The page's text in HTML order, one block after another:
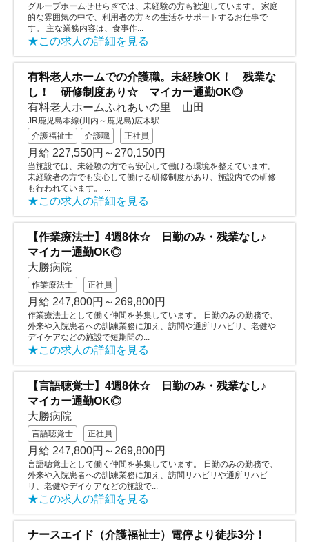
グループホームせせらぎでは、未経験の方も歓迎しています。 家庭
的な雰囲気の中で、利用者の方々の生活をサポートするお仕事で
す。 主な業務内容は、食事作...
★この求人の詳細を見る
有料老人ホームでの介護職。未経験OK！ 残業な
し！ 研修制度あり☆ マイカー通勤OK◎
有料老人ホームふれあいの里 山田
JR鹿児島本線(川内～鹿児島)広木駅
介護福祉士
介護職 正社員
月給 227,550円～270,150円
当施設では、未経験の方でも安心して働ける環境を整えています。
未経験者の方でも安心して働ける研修制度があり、施設内での研修
も行われています。 ...
★この求人の詳細を見る
【作業療法士】4週8休☆ 日勤のみ・残業なし♪
マイカー通勤OK◎
大勝病院
作業療法士 正社員
月給 247,800円～269,800円
作業療法士として働く仲間を募集しています。 日勤のみの勤務で、
外来や入院患者への訓練業務に加え、訪問や通所リハビリ、老健や
デイケアなどの施設で短期間の...
★この求人の詳細を見る
【言語聴覚士】4週8休☆ 日勤のみ・残業なし♪
マイカー通勤OK◎
大勝病院
言語聴覚士 正社員
月給 247,800円～269,800円
言語聴覚士として働く仲間を募集しています。 日勤のみの勤務で、
外来や入院患者への訓練業務に加え、訪問リハビリや通所リハビ
リ、老健やデイケアなどの施設で...
★この求人の詳細を見る
ナースエイド（介護福祉士）電停より徒歩3分！